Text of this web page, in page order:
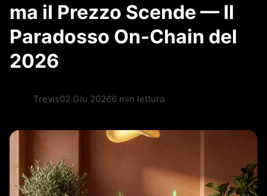
ma il Prezzo Scende — Il
Paradosso On-Chain del
2026
Trevis02 Giu 20266 min lettura